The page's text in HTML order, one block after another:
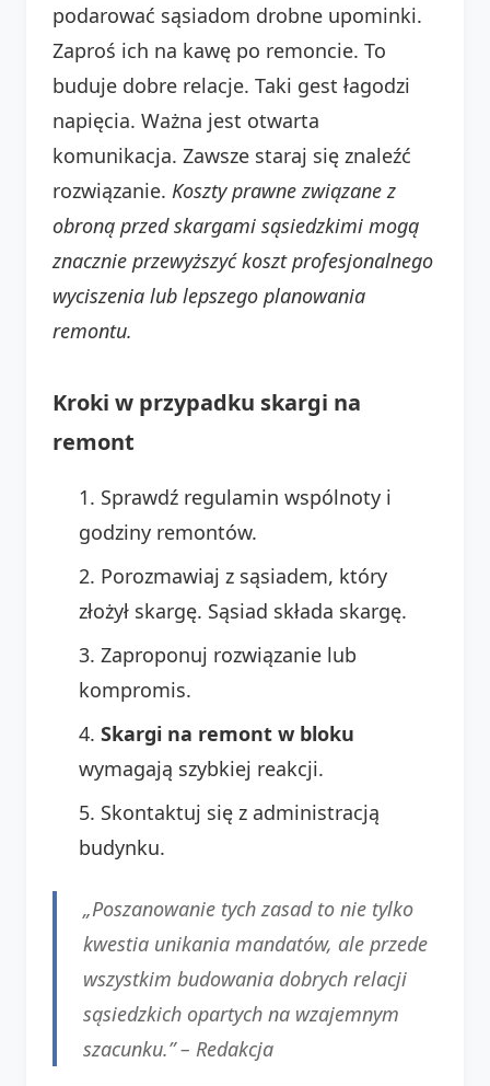
podarować sąsiadom drobne upominki.
Zaproś ich na kawę po remoncie. To
buduje dobre relacje. Taki gest łagodzi
napięcia. Ważna jest otwarta
komunikacja. Zawsze staraj się znaleźć
rozwiązanie. Koszty prawne związane z
obroną przed skargami sąsiedzkimi mogą
znacznie przewyższyć koszt profesjonalnego
wyciszenia lub lepszego planowania
remontu.
Kroki w przypadku skargi na
remont
Sprawdź regulamin wspólnoty i
godziny remontów.
Porozmawiaj z sąsiadem, który
złożył skargę. Sąsiad składa skargę.
Zaproponuj rozwiązanie lub
kompromis.
Skargi na remont w bloku
wymagają szybkiej reakcji.
Skontaktuj się z administracją
budynku.
„Poszanowanie tych zasad to nie tylko
kwestia unikania mandatów, ale przede
wszystkim budowania dobrych relacji
sąsiedzkich opartych na wzajemnym
szacunku.” – Redakcja